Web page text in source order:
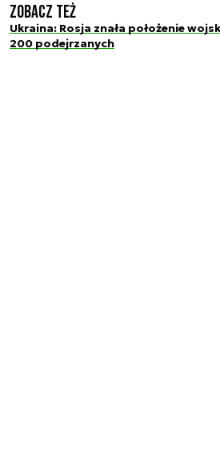
Zobacz też
Ukraina: Rosja znała położenie
200 podejrzanych